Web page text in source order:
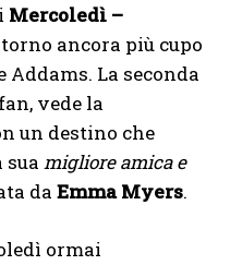
Mercoledì –
ancora più cupo
La seconda
vede la
un destino che
migliore amica e
da Emma Myers.
ormai